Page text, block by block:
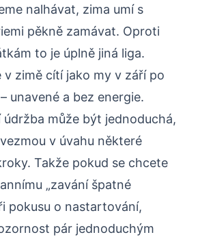
nalhávat, zima umí s
pěkně zamávat. Oproti
to je úplně jiná liga.
v zimě cítí jako my v září po
unavené a bez energie.
údržba může být jednoduchá,
v úvahu některé
Takže pokud se chcete
„zavání špatné
pokusu o nastartování,
pár jednoduchým